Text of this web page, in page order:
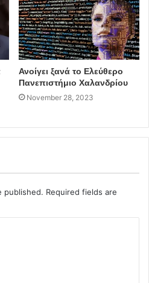
Ανοίγει ξανά το Ελεύθερο
Πανεπιστήμιο Χαλανδρίου
November 28, 2023
published. Required fields are